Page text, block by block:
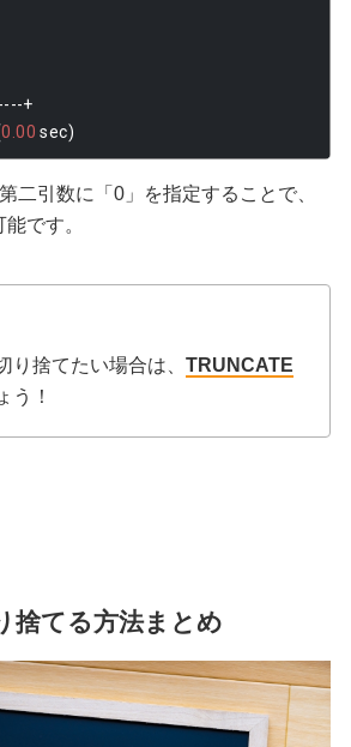
+
0.00 sec)
二引数に「0」を指定することで、
です。
り捨てたい場合は、 TRUNCATE
う！
捨てる方法まとめ